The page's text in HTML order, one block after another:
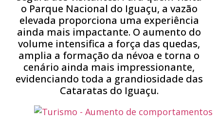
o Parque Nacional do Iguaçu, a vazão
elevada proporciona uma experiência
ainda mais impactante. O aumento do
volume intensifica a força das quedas,
amplia a formação da névoa e torna o
cenário ainda mais impressionante,
evidenciando toda a grandiosidade das
Cataratas do Iguaçu.